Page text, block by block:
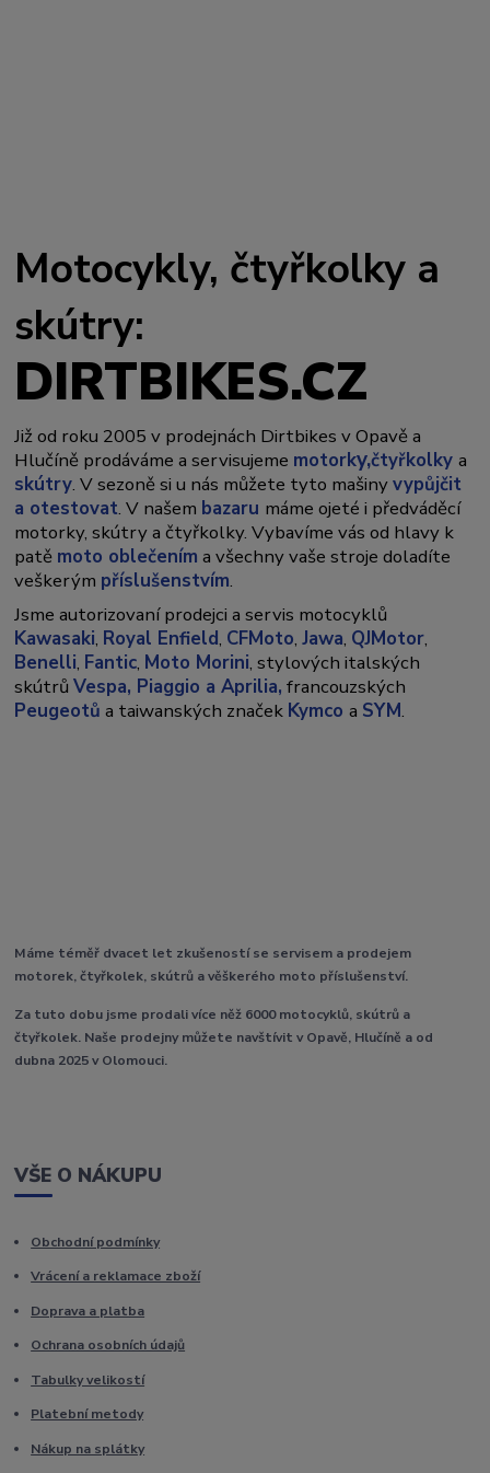
Motocykly, čtyřkolky a
skútry:
DIRTBIKES.CZ
Již od roku 2005 v prodejnách Dirtbikes v Opavě a
Hlučíně prodáváme a servisujeme motorky,čtyřkolkya
skútry. V sezoně si u nás můžete tyto mašinyvypůjčit
a otestovat. V našem bazaru máme ojeté i předváděcí
motorky, skútry a čtyřkolky. Vybavíme vás od hlavy k
patě moto oblečením a všechny vaše stroje doladíte
veškerým příslušenstvím.
Jsme autorizovaní prodejci a servis motocyklů
Kawasaki, Royal Enfield, CFMoto,Jawa, QJMotor,
Benelli, Fantic, Moto Morini, stylových italských
skútrůVespa, Piaggio a Aprilia, francouzských
Peugeotů a taiwanských značek Kymcoa SYM.
Máme téměř dvacet let zkušeností se servisem a prodejem
motorek, čtyřkolek, skútrů a věškerého moto příslušenství.
Za tuto dobu jsme prodali více něž 6000 motocyklů, skútrů a
čtyřkolek. Naše prodejny můžete navštívit v Opavě, Hlučíně a od
dubna 2025 v Olomouci.
VŠE O NÁKUPU
Obchodní podmínky
Vrácení a reklamace zboží
Doprava a platba
Ochrana osobních údajů
Tabulky velikostí
Platební metody
Nákup na splátky